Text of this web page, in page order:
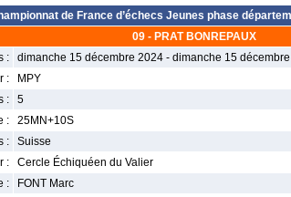
de France d’échecs Jeunes phase
09 - PRAT BONREPAUX
:
dimanche 15 décembre 2024 - dimanche 15
:
MPY
:
5
:
25MN+10S
:
Suisse
:
Cercle Échiquéen du Valier
:
FONT Marc